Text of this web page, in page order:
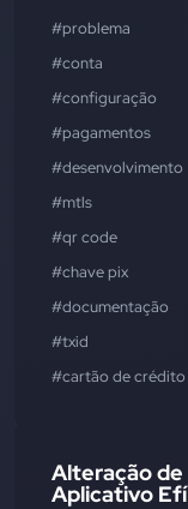
#problema
#conta
#configuração
#pagamentos
#desenvolvimento
#mtls
#qr code
#chave pix
#documentação
#txid
#cartão de crédito
Alteração de
Aplicativo Efí